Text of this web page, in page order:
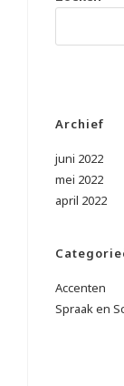
Archief
juni 2022
mei 2022
april 2022
Accenten
Spraak en